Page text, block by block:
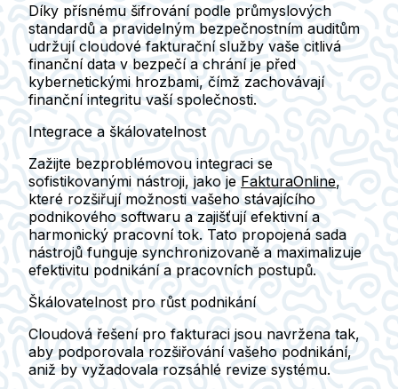
Díky přísnému šifrování podle průmyslových
standardů a pravidelným bezpečnostním auditům
udržují cloudové fakturační služby vaše citlivá
finanční data v bezpečí a chrání je před
kybernetickými hrozbami, čímž zachovávají
finanční integritu vaší společnosti.
Integrace a škálovatelnost
Zažijte bezproblémovou integraci se
sofistikovanými nástroji, jako je FakturaOnline,
které rozšiřují možnosti vašeho stávajícího
podnikového softwaru a zajišťují efektivní a
harmonický pracovní tok. Tato propojená sada
nástrojů funguje synchronizovaně a maximalizuje
efektivitu podnikání a pracovních postupů.
Škálovatelnost pro růst podnikání
Cloudová řešení pro fakturaci jsou navržena tak,
aby podporovala rozšiřování vašeho podnikání,
aniž by vyžadovala rozsáhlé revize systému.